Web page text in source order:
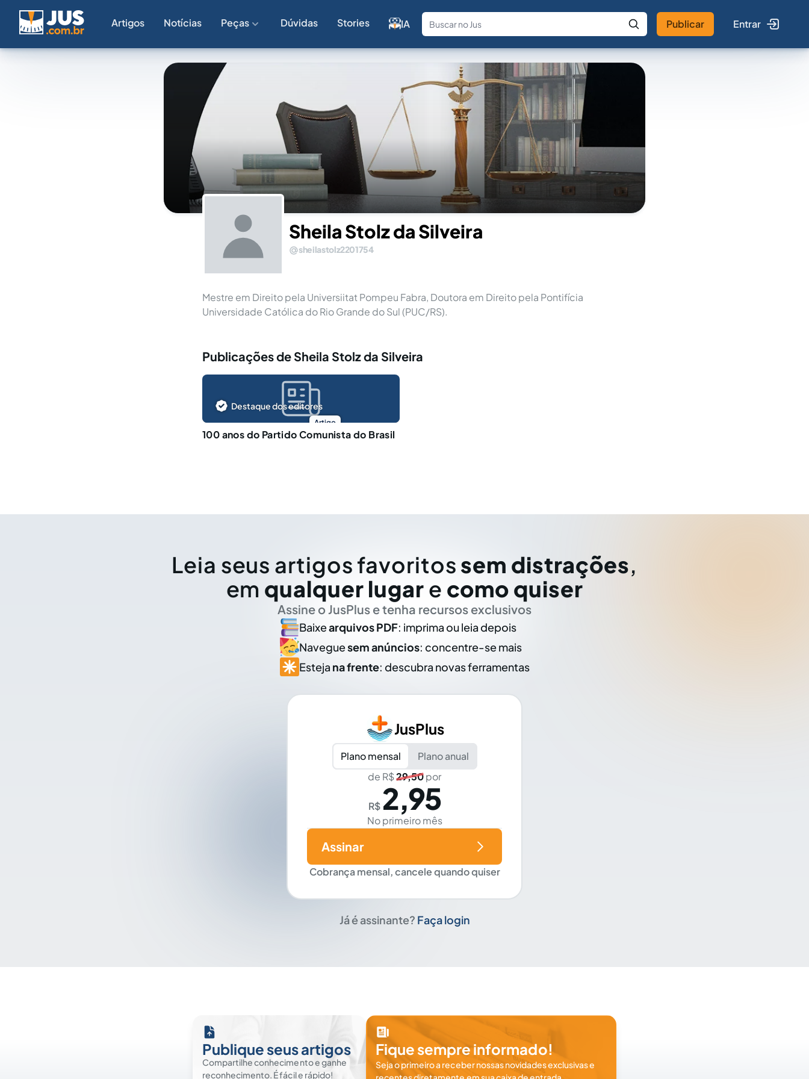
Artigos Notícias Peças Dúvidas Stories IA
Fale com a IA Buscar no Jus
Publicar Entrar
Sheila Stolz da Silveira
sheilastolz2201754
Mestre em Direito pela Universiitat Pompeu Fabra, Doutora em Direito pela Pontifícia
Universidade Católica do Rio Grande do Sul (PUC/RS).
Publicações de Sheila Stolz da Silveira
Artigo
Destaque dos editores
100 anos do Partido Comunista do Brasil
Leia seus artigos favoritos sem distrações,
em qualquer lugar e como quiser
Assine o JusPlus e tenha recursos exclusivos
Baixearquivos PDF: imprima ou leia depois
Naveguesem anúncios: concentre-se mais
Esteja na frente: descubra novas ferramentas
JusPlus
Plano mensal
Plano anual
de R$29,50por
R$ 2,95
No primeiro mês
Cobrança mensal, cancele quando quiser
Assinar
Já é assinante? Faça login
Publique seus artigos
Compartilhe conhecimento e ganhe
reconhecimento. É fácil e rápido!
Fique sempre informado!
Seja o primeiro a receber nossas novidades exclusivas e